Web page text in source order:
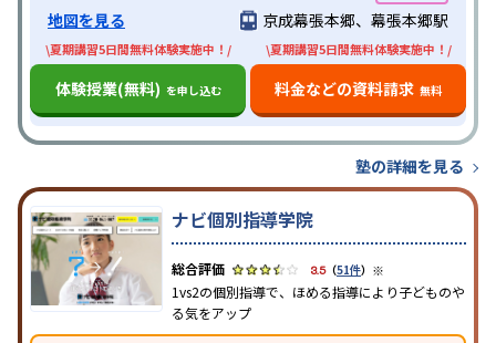
地図を見る 京成幕張本郷、幕張本郷駅
\夏期講習5日間無料体験実施中！/
体験授業(無料) を申し込む
\夏期講習5日間無料体験実施中！/
料金などの資料請求 無料
塾の詳細を見る
ナビ個別指導学院
3.5（51件） ※
1vs2の個別指導で、ほめる指導により子どものや
る気をアップ